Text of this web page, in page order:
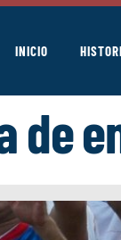
INICIO
de